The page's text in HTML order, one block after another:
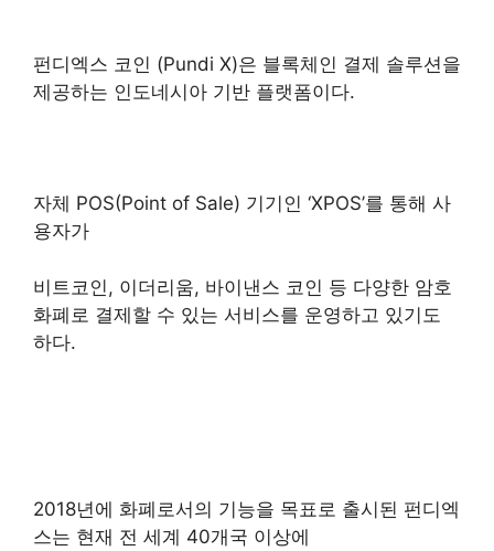
펀디엑스 코인 (Pundi X)은 블록체인 결제 솔루션을
제공하는 인도네시아 기반 플랫폼이다.
자체 POS(Point of Sale) 기기인 ‘XPOS’를 통해 사
용자가
비트코인, 이더리움, 바이낸스 코인 등 다양한 암호
화폐로 결제할 수 있는 서비스를 운영하고 있기도
하다.
2018년에 화폐로서의 기능을 목표로 출시된 펀디엑
스는 현재 전 세계 40개국 이상에